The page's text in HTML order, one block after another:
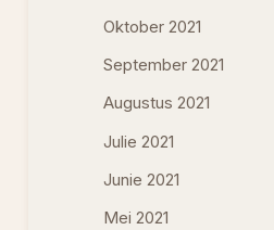
Oktober 2021
September 2021
Augustus 2021
Julie 2021
Junie 2021
Mei 2021